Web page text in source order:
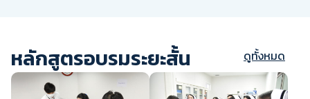
หลักสูตรอบรมระยะสั้น ดูทั้งหมด